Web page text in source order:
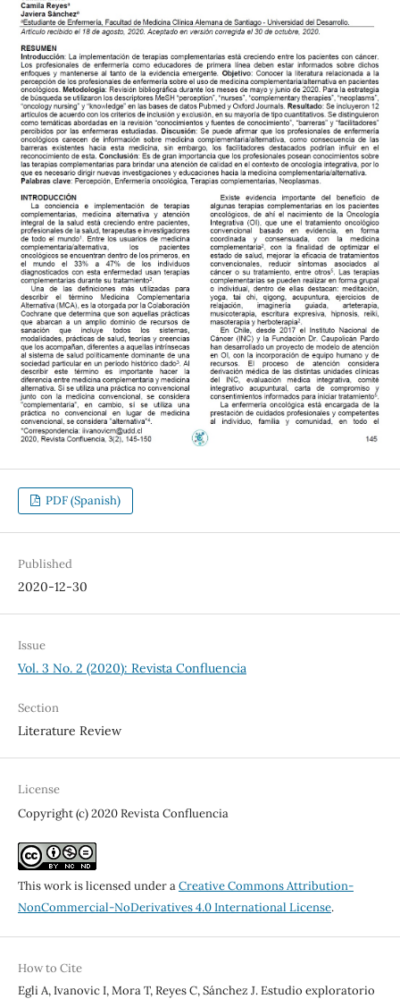
PDF (Spanish)
Published
2020-12-30
Issue
Vol. 3 No. 2 (2020): Revista Confluencia
Section
Literature Review
License
Copyright (c) 2020 Revista Confluencia
This work is licensed under aCreative Commons Attribution-
NonCommercial-NoDerivatives 4.0 International License.
How to Cite
Egli A, Ivanovic I, Mora T, Reyes C, Sánchez J. Estudio exploratorio